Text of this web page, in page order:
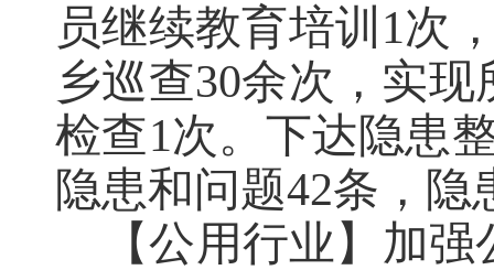
员继续教育培训1次
乡巡查30余次，实
检查1次。下达隐患
隐患和问题42条，
【公用行业】加